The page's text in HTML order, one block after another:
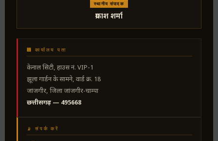
स्थानीय संपादक
प्रकाश शर्मा
🏢 कार्यालय पता
केनाल सिटी, हाउस नं. VIP-1
झूला गार्डन के सामने, वार्ड क्र. 18
जांजगीर, जिला जांजगीर-चाम्पा
छत्तीसगढ़ — 495668
📡 संपर्क करें